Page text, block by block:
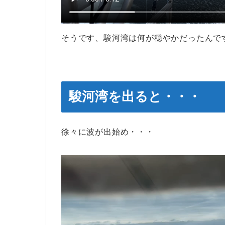
そうです、駿河湾は何が穏やかだったんで
駿河湾を出ると・・・
徐々に波が出始め・・・